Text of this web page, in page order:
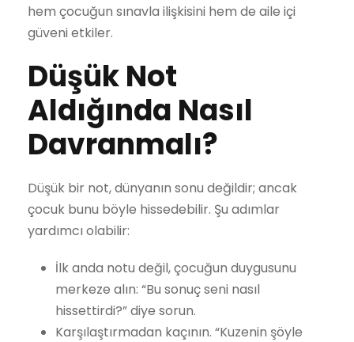
hem çocuğun sınavla ilişkisini hem de aile içi
güveni etkiler.
Düşük Not
Aldığında Nasıl
Davranmalı?
Düşük bir not, dünyanın sonu değildir; ancak
çocuk bunu böyle hissedebilir. Şu adımlar
yardımcı olabilir:
İlk anda notu değil, çocuğun duygusunu
merkeze alın: “Bu sonuç seni nasıl
hissettirdi?” diye sorun.
Karşılaştırmadan kaçının. “Kuzenin şöyle